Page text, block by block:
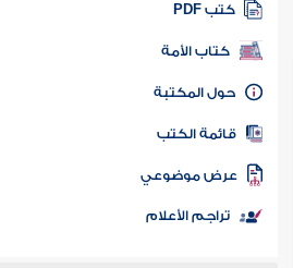
كتب PDF
كتاب الأمة
المكتبة
الكتب
موضوعي